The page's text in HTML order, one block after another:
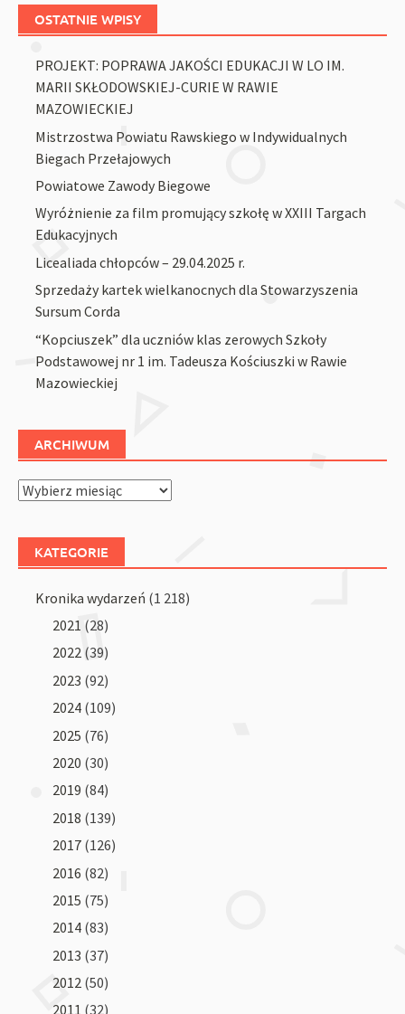
OSTATNIE WPISY
PROJEKT: POPRAWA JAKOŚCI EDUKACJI W LO IM.
MARII SKŁODOWSKIEJ-CURIE W RAWIE
MAZOWIECKIEJ
Mistrzostwa Powiatu Rawskiego w Indywidualnych
Biegach Przełajowych
Powiatowe Zawody Biegowe
Wyróżnienie za film promujący szkołę w XXIII Targach
Edukacyjnych
Licealiada chłopców – 29.04.2025 r.
Sprzedaży kartek wielkanocnych dla Stowarzyszenia
Sursum Corda
“Kopciuszek” dla uczniów klas zerowych Szkoły
Podstawowej nr 1 im. Tadeusza Kościuszki w Rawie
Mazowieckiej
ARCHIWUM
Archiwum
KATEGORIE
Kronika wydarzeń (1 218)
2021 (28)
2022 (39)
2023 (92)
2024 (109)
2025 (76)
2020 (30)
2019 (84)
2018 (139)
2017 (126)
2016 (82)
2015 (75)
2014 (83)
2013 (37)
2012 (50)
2011 (32)